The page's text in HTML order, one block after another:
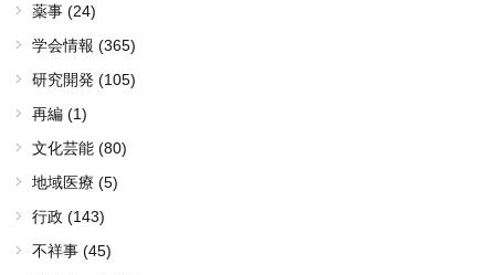
薬事 (24)
学会情報 (365)
研究開発 (105)
再編 (1)
文化芸能 (80)
地域医療 (5)
行政 (143)
不祥事 (45)